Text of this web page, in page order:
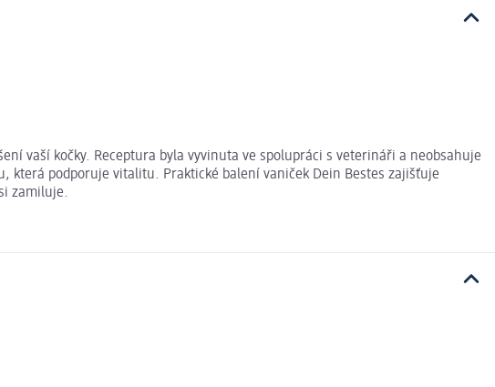
vaší kočky. Receptura byla vyvinuta ve spolupráci s veterináři a neobsahuje
která podporuje vitalitu. Praktické balení vaniček Dein Bestes zajišťuje
zamiluje.